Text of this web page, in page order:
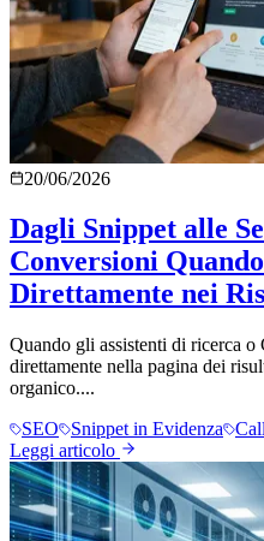
20/06/2026
Dagli Snippet alle
Conversioni
Direttamente nei
Quando gli assistenti di ricerca o
direttamente nella pagina dei
organico....
SEO
Snippet in Evidenza
Leggi articolo